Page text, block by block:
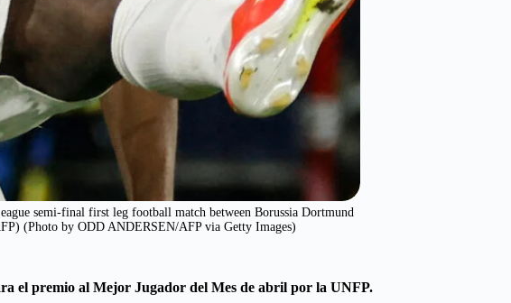
semi-final first leg football match between Borussia Dortmund
(Photo by ODD ANDERSEN/AFP via Getty Images)
el premio al Mejor Jugador del Mes de abril por la UNFP.